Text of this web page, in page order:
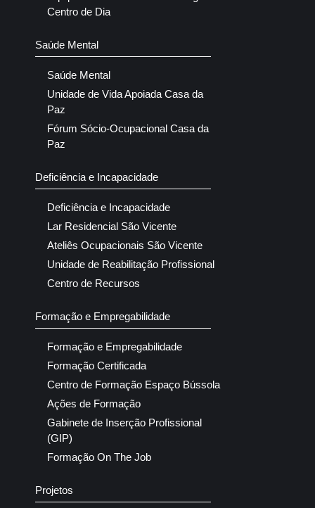
Centro de Dia
Saúde Mental
Saúde Mental
Unidade de Vida Apoiada Casa da
Paz
Fórum Sócio-Ocupacional Casa da
Paz
Deficiência e Incapacidade
Deficiência e Incapacidade
Lar Residencial São Vicente
Ateliês Ocupacionais São Vicente
Unidade de Reabilitação Profissional
Centro de Recursos
Formação e Empregabilidade
Formação e Empregabilidade
Formação Certificada
Centro de Formação Espaço Bússola
Ações de Formação
Gabinete de Inserção Profissional
(GIP)
Formação On The Job
Projetos